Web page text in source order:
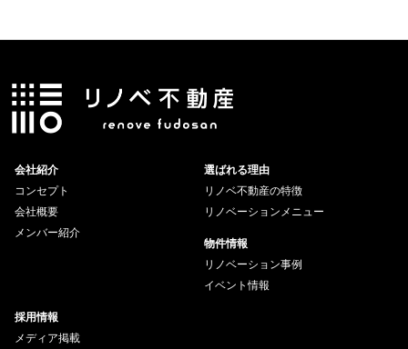
会社紹介
コンセプト
会社概要
メンバー紹介
選ばれる理由
リノベ不動産の特徴
リノベーションメニュー
物件情報
リノベーション事例
イベント情報
採用情報
メディア掲載